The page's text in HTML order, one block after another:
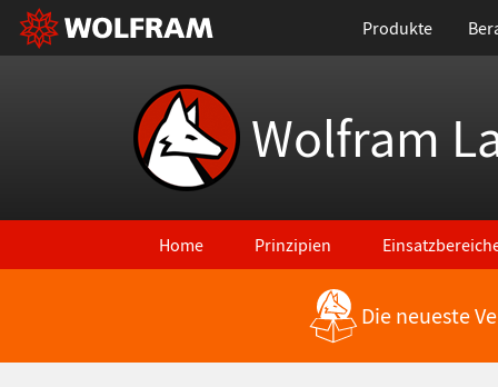
Produkte
Wolfram
Home Prinzipien
Die neueste